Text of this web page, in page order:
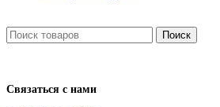
Поиск
Связаться с нами